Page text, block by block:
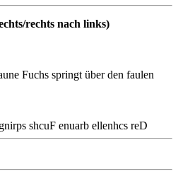
rechts nach links)
Fuchs springt über den faulen
springt über den faulen Hund